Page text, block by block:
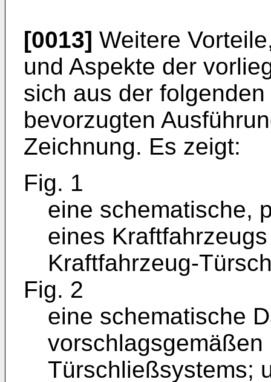
[0013] Weitere
und Aspekte der
sich aus der
bevorzugten
Zeichnung. Es zeigt:
Fig. 1
eine schematische,
eines
Kraftfahrzeug-
Fig. 2
eine schematische
vorschlagsgemäßen
Türschließsystems;